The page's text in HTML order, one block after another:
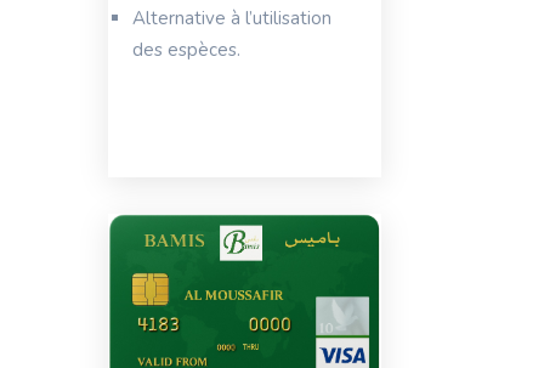
Alternative à l’utilisation
des espèces.